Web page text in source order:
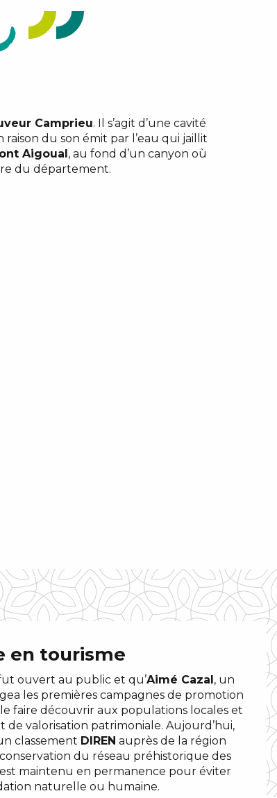
Camprieu. Il s’agit d’une cavité
raison du son émit par l’eau qui jaillit
Aigoual, au fond d’un canyon où
du département.
en tourisme
ouvert au public et qu’Aimé Cazal, un
les premières campagnes de promotion
le faire découvrir aux populations locales et
de valorisation patrimoniale. Aujourd’hui,
classement DIREN auprès de la région
du réseau préhistorique des
maintenu en permanence pour éviter
naturelle ou humaine.